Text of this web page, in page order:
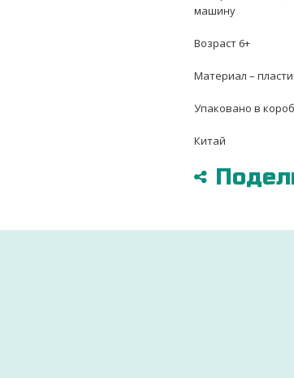
машину
Возраст 6+
Материал –
Упаковано в
Китай